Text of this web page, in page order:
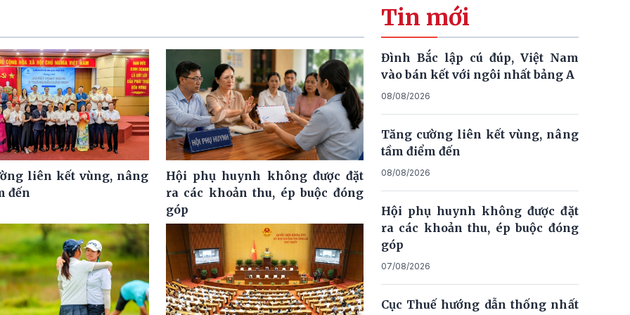
liên kết vùng, nâng
đến
Hội phụ huynh không được đặt
ra các khoản thu, ép buộc đóng
góp
Tin mới
Đình Bắc lập cú đúp, Việt Nam
vào bán kết với ngôi nhất bảng A
08/08/2026
Tăng cường liên kết vùng, nâng
tầm điểm đến
08/08/2026
Hội phụ huynh không được đặt
ra các khoản thu, ép buộc đóng
góp
07/08/2026
Cục Thuế hướng dẫn thống nhất